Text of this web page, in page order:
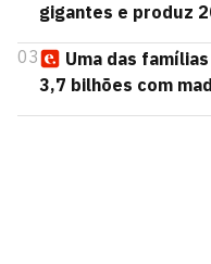
gigantes e produz
03
Uma das
3,7 bilhões com